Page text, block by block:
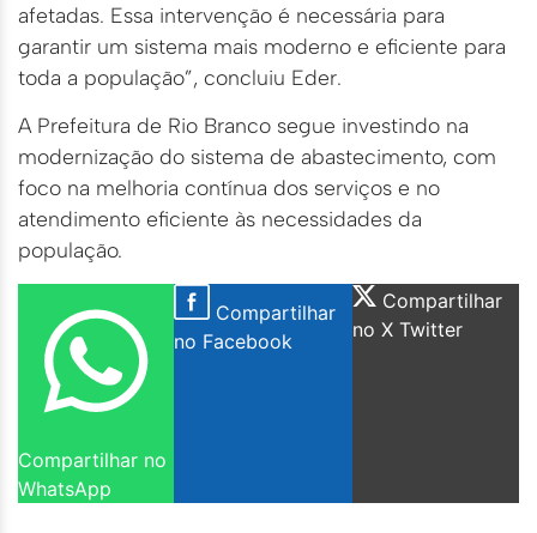
afetadas. Essa intervenção é necessária para
garantir um sistema mais moderno e eficiente para
toda a população”, concluiu Eder.
A Prefeitura de Rio Branco segue investindo na
modernização do sistema de abastecimento, com
foco na melhoria contínua dos serviços e no
atendimento eficiente às necessidades da
população.
Compartilhar no
WhatsApp
Compartilhar
no Facebook
Compartilhar
no X Twitter